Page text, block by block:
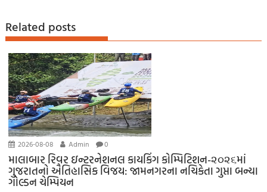
Related posts
2026-08-08 Admin 0
માલાબાર રિવર ઇન્ટરનેશનલ કાયકિંગ કોમ્પિટિશન-૨૦૨૬માં
ગુજરાતનો ઐતિહાસિક વિજય: જામનગરના નચિકેતા ગુપ્તા બન્યા
ગોલ્ડન ચેમ્પિયન